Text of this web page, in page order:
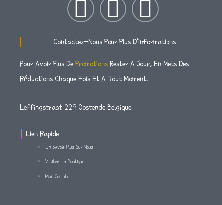
I
N
S
T
A
R
T
W
I
T
T
F
A
C
E
Contactez-Nous Pour Plus D'informations
Pour Avoir Plus De Promotions Rester A Jour, En Mets Des
Réductions Chaque Fois Et A Tout Moment.
Leffingstraat 229 Oostende Belgique.
Lien Rapide
En Savoir Plus Sur Nous
Visiter La Boutique
Mon Compte